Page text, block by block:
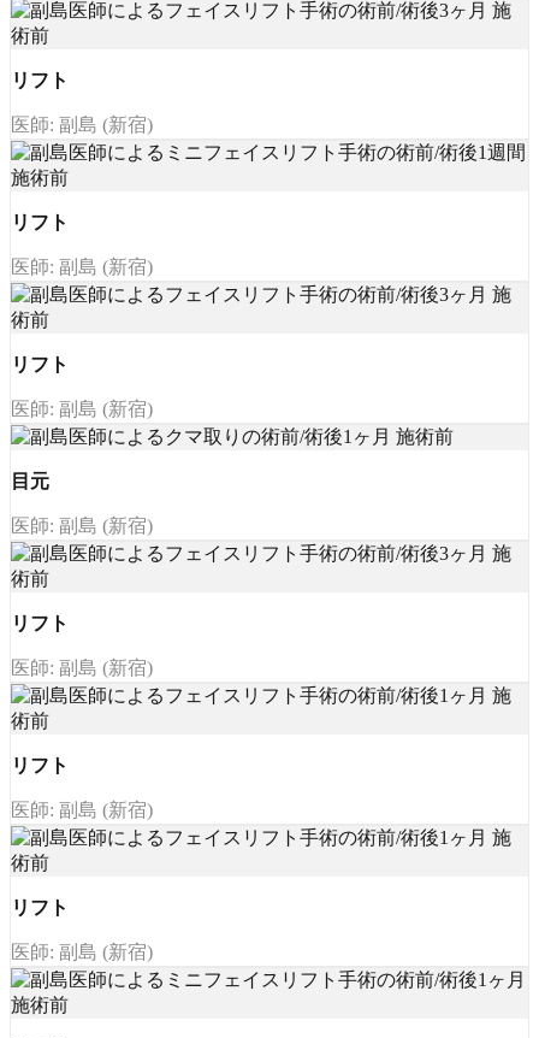
リフト
医師: 副島 (新宿)
リフト
医師: 副島 (新宿)
リフト
医師: 副島 (新宿)
目元
医師: 副島 (新宿)
リフト
医師: 副島 (新宿)
リフト
医師: 副島 (新宿)
リフト
医師: 副島 (新宿)